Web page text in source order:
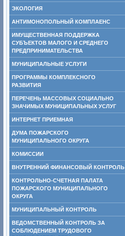
ЭКОЛОГИЯ
АНТИМОНОПОЛЬНЫЙ КОМПЛАЕНС
ИМУЩЕСТВЕННАЯ ПОДДЕРЖКА
СУБЪЕКТОВ МАЛОГО И СРЕДНЕГО
ПРЕДПРИНИМАТЕЛЬСТВА
МУНИЦИПАЛЬНЫЕ УСЛУГИ
ПРОГРАММЫ КОМПЛЕКСНОГО
РАЗВИТИЯ
ПЕРЕЧЕНЬ МАССОВЫХ СОЦИАЛЬНО
ЗНАЧИМЫХ МУНИЦИПАЛЬНЫХ УСЛУГ
ИНТЕРНЕТ ПРИЕМНАЯ
ДУМА ПОЖАРСКОГО
МУНИЦИПАЛЬНОГО ОКРУГА
КОМИССИИ
ВНУТРЕННИЙ ФИНАНСОВЫЙ КОНТРОЛЬ
КОНТРОЛЬНО-СЧЕТНАЯ ПАЛАТА
ПОЖАРСКОГО МУНИЦИПАЛЬНОГО
ОКРУГА
МУНИЦИПАЛЬНЫЙ КОНТРОЛЬ
ВЕДОМСТВЕННЫЙ КОНТРОЛЬ ЗА
СОБЛЮДЕНИЕМ ТРУДОВОГО